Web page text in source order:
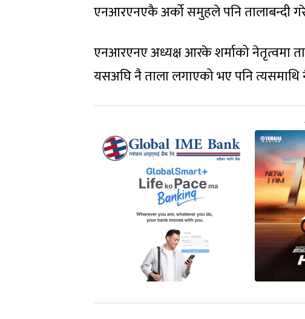
एनआरएनएकै अर्को समुहले पनि तालाबन्दी
एनआरएनए अध्यक्ष आरके शर्माको नेतृत्वमा
यसअघि नै ताला लगाएको भए पनि